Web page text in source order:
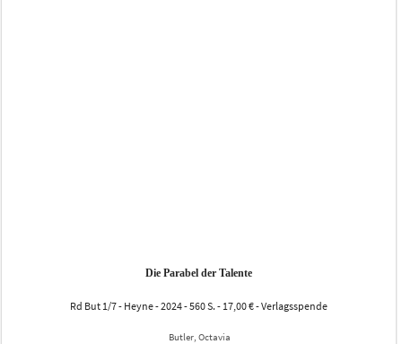
Die Parabel der Talente
Rd But 1/7 - Heyne - 2024 - 560 S. - 17,00 € - Verlagsspende
Butler, Octavia